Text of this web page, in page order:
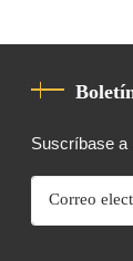
Suscríbase